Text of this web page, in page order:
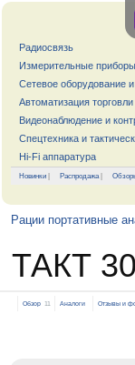
Радиосвязь
Измерительные приборы
Сетевое оборудование
Автоматизация
Видеонаблюдение и
Спецтехника и
Hi-Fi аппаратура
Новинки | Распродажа|
Рации портативные
ТАКТ
Обзор 11 Аналоги Отзывы и